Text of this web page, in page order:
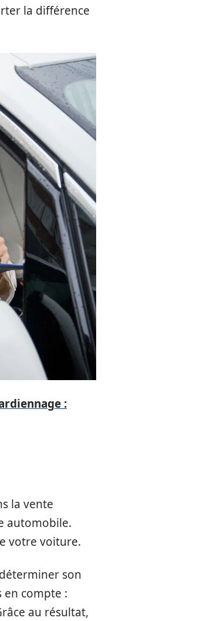
la différence
:
la vente
automobile.
votre voiture.
son
en compte :
au résultat,